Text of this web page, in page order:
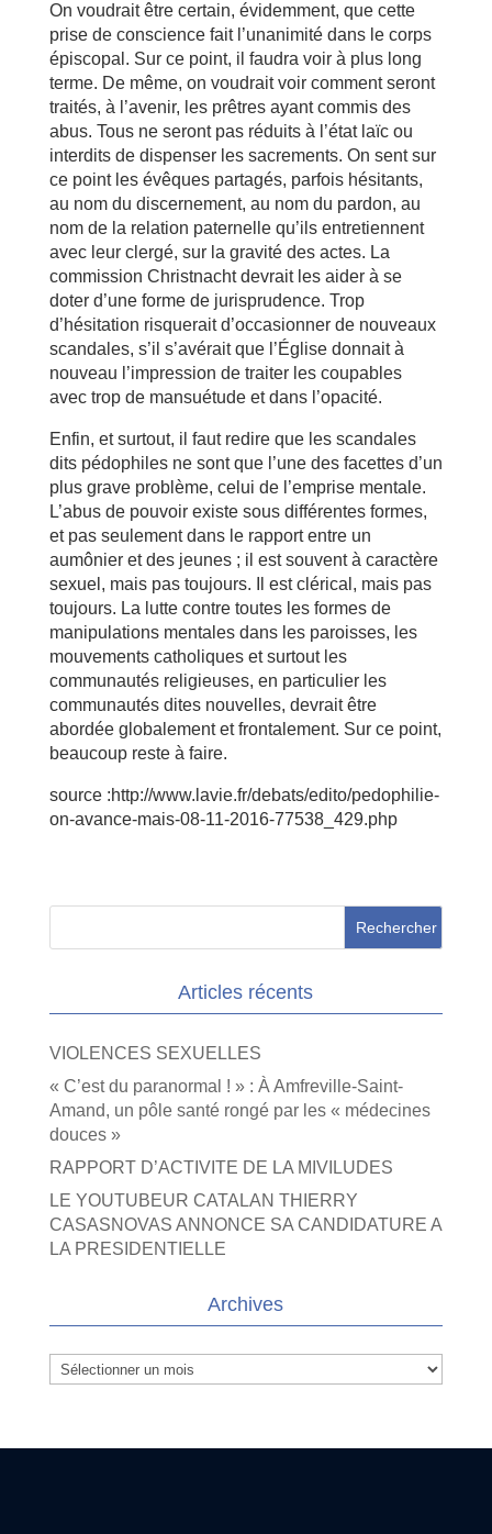
On voudrait être certain, évidemment, que cette
prise de conscience fait l’unanimité dans le corps
épiscopal. Sur ce point, il faudra voir à plus long
terme. De même, on voudrait voir comment seront
traités, à l’avenir, les prêtres ayant commis des
abus. Tous ne seront pas réduits à l’état laïc ou
interdits de dispenser les sacrements. On sent sur
ce point les évêques partagés, parfois hésitants,
au nom du ­discernement, au nom du pardon, au
nom de la relation paternelle qu’ils entretiennent
avec leur clergé, sur la gravité des actes. La
commission Christnacht devrait les aider à se
doter d’une forme de jurisprudence. Trop
d’hésitation risquerait d’occasionner de nouveaux
scandales, s’il s’avérait que l’Église donnait à
nouveau l’impression de traiter les coupables
avec trop de mansuétude et dans l’opacité.
Enfin, et surtout, il faut redire que les scandales
dits pédophiles ne sont que l’une des facettes d’un
plus grave problème, celui de l’emprise mentale.
L’abus de pouvoir existe sous différentes formes,
et pas seulement dans le rapport entre un
aumônier et des jeunes ; il est souvent à caractère
sexuel, mais pas toujours. Il est clérical, mais pas
toujours. La lutte contre toutes les formes de
manipulations mentales dans les paroisses, les
mouvements catholiques et surtout les
communautés religieuses, en particulier les
communautés dites nouvelles, devrait être
abordée globalement et frontalement. Sur ce point,
beaucoup reste à faire.
source :http://www.lavie.fr/debats/edito/pedophilie-
on-avance-mais-08-11-2016-77538_429.php
Articles récents
VIOLENCES SEXUELLES
« C’est du paranormal ! » : À Amfreville-Saint-
Amand, un pôle santé rongé par les « médecines
douces »
RAPPORT D’ACTIVITE DE LA MIVILUDES
LE YOUTUBEUR CATALAN THIERRY
CASASNOVAS ANNONCE SA CANDIDATURE A
LA PRESIDENTIELLE
Archives
Archives